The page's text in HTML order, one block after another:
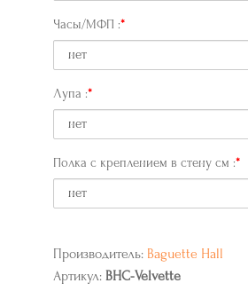
Часы/МФП :
Лупа :
Полка с креплением в стену см :
Производитель: Baguette Hall
Артикул: BHC-Velvette